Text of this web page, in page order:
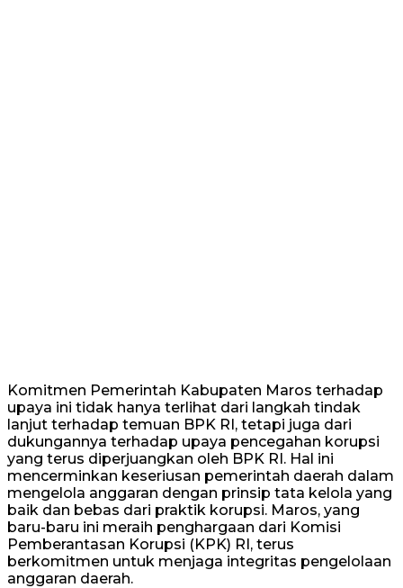
Komitmen Pemerintah Kabupaten Maros terhadap
upaya ini tidak hanya terlihat dari langkah tindak
lanjut terhadap temuan BPK RI, tetapi juga dari
dukungannya terhadap upaya pencegahan korupsi
yang terus diperjuangkan oleh BPK RI. Hal ini
mencerminkan keseriusan pemerintah daerah dalam
mengelola anggaran dengan prinsip tata kelola yang
baik dan bebas dari praktik korupsi. Maros, yang
baru-baru ini meraih penghargaan dari Komisi
Pemberantasan Korupsi (KPK) RI, terus
berkomitmen untuk menjaga integritas pengelolaan
anggaran daerah.